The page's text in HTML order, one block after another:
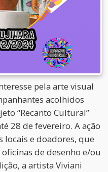
pela arte visual
acolhidos
“Recanto Cultural”
28 de fevereiro. A ação
locais e doadores, que
de desenho e/ou
a artista Viviani